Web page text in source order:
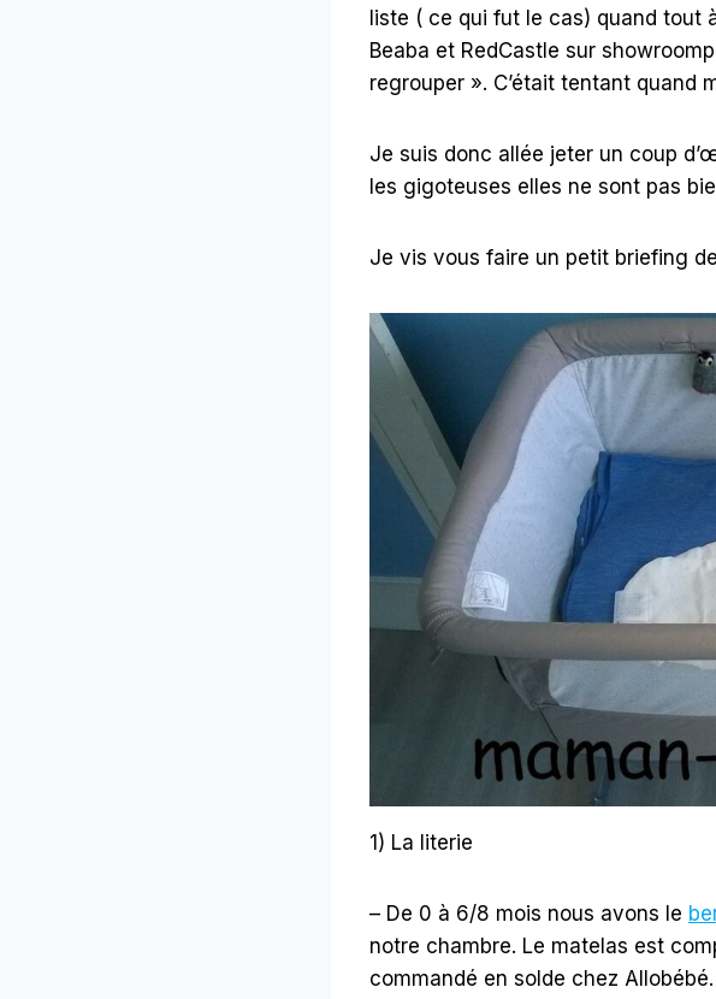
liste ( ce qui fut le cas) quand tout
Beaba et RedCastle sur
regrouper ». C’était tentant quand
Je suis donc allée jeter un coup
les gigoteuses elles ne sont pas
Je vis vous faire un petit briefing
1) La literie
– De 0 à 6/8 mois nous avons le
notre chambre. Le matelas est
commandé en solde chez